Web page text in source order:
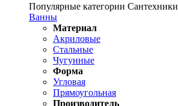
Популярные категории Сантехники
Ванны
Материал
Акриловые
Стальные
Чугунные
Форма
Угловая
Прямоугольная
Производитель